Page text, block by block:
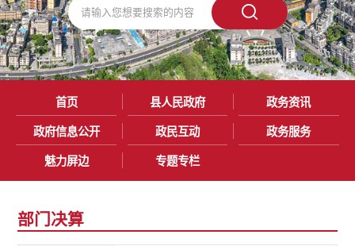
首页 县人民政府 政务资讯
政府信息公开 政民互动 政务服务
魅力屏边 专题专栏
部门决算